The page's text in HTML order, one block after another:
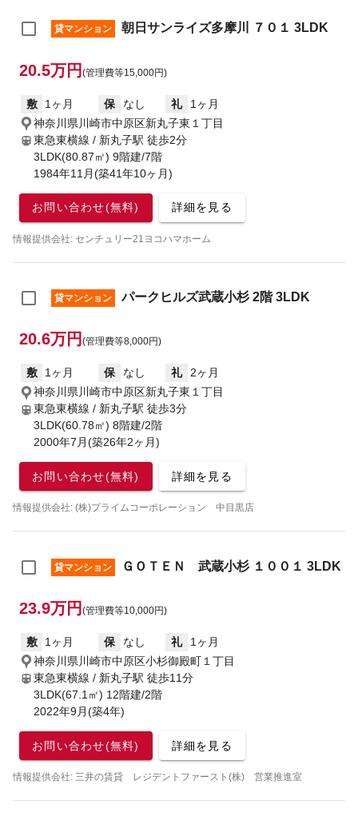
貸マンション 朝日サンライズ多摩川 ７０１ 3LDK
20.5万円 (管理費等15,000円)
敷 1ヶ月 保 なし 礼
1ヶ月
神奈川県川崎市中原区新丸子東１丁目
東急東横線 / 新丸子駅 徒歩2分
3LDK(80.87㎡) 9階建/7階
1984年11月(築41年10ヶ月)
お問い合わせ(無料) 詳細を見る
情報提供会社: センチュリー21ヨコハマホーム
貸マンション パークヒルズ武蔵小杉 2階 3LDK
20.6万円 (管理費等8,000円)
敷 1ヶ月 保 なし 礼
2ヶ月
神奈川県川崎市中原区新丸子東１丁目
東急東横線 / 新丸子駅 徒歩3分
3LDK(60.78㎡) 8階建/2階
2000年7月(築26年2ヶ月)
お問い合わせ(無料) 詳細を見る
情報提供会社: (株)プライムコーポレーション 中目黒店
貸マンション ＧＯＴＥＮ 武蔵小杉 １００１ 3LDK
23.9万円 (管理費等10,000円)
敷 1ヶ月 保 なし 礼
1ヶ月
神奈川県川崎市中原区小杉御殿町１丁目
東急東横線 / 新丸子駅 徒歩11分
3LDK(67.1㎡) 12階建/2階
2022年9月(築4年)
お問い合わせ(無料) 詳細を見る
情報提供会社: 三井の賃貸 レジデントファースト(株) 営業推進室